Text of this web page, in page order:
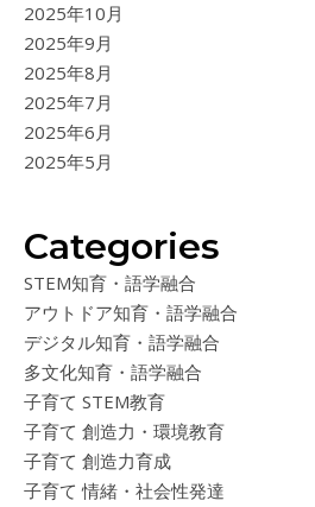
2025年10月
2025年9月
2025年8月
2025年7月
2025年6月
2025年5月
Categories
STEM知育・語学融合
アウトドア知育・語学融合
デジタル知育・語学融合
多文化知育・語学融合
子育て STEM教育
子育て 創造力・環境教育
子育て 創造力育成
子育て 情緒・社会性発達